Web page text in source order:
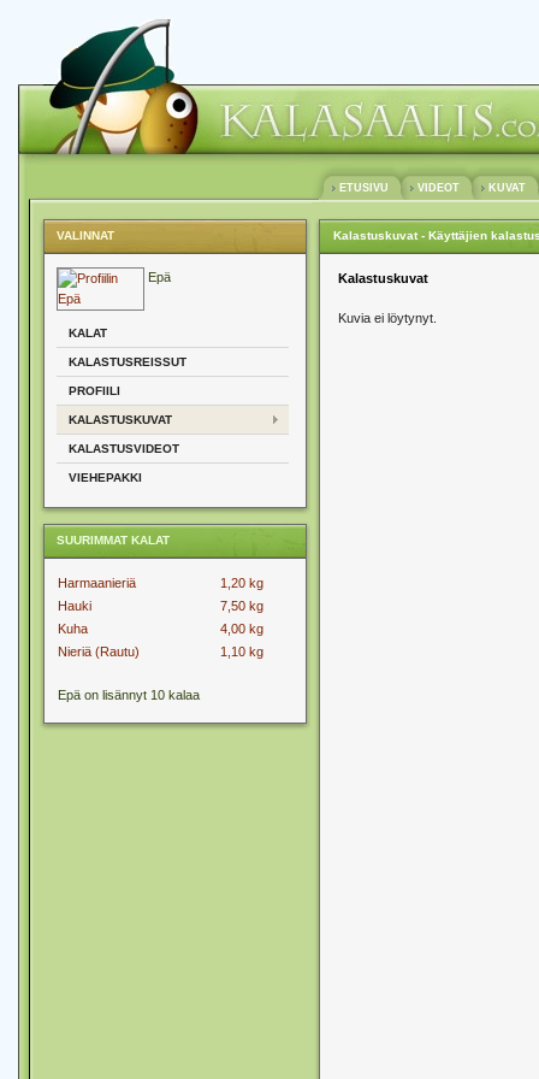
ETUSIVU VIDEOT KUVAT
VALINNAT
Epä
KALAT
KALASTUSREISSUT
PROFIILI
KALASTUSKUVAT
KALASTUSVIDEOT
VIEHEPAKKI
SUURIMMAT KALAT
Harmaanieriä
1,20 kg
Hauki
7,50 kg
Kuha
4,00 kg
Nieriä (Rautu)
1,10 kg
Epä on lisännyt 10 kalaa
Kalastuskuvat - Käyttäjien
Kalastuskuvat
Kuvia ei löytynyt.